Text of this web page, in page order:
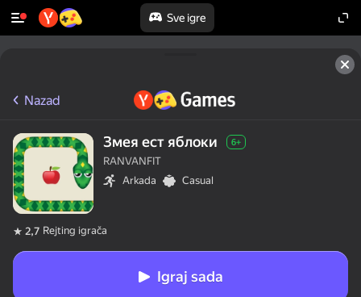
Sve igre
Nazad
Змея ест яблоки 6+
RANVANFIT
Arkada
Casual
2,7 Rejting igrača
Igraj sada